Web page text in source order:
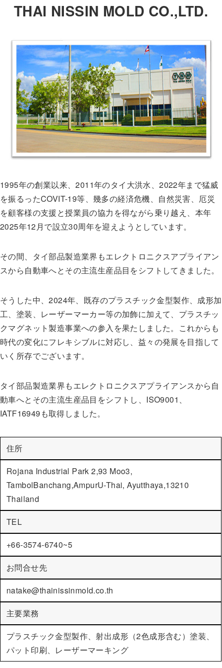
THAI NISSIN MOLD CO.,LTD.
1995年の創業以来、2011年のタイ大洪水、2022年まで猛威
を振るったCOVIT-19等、幾多の経済危機、自然災害、厄災
を顧客様の支援と授業員の協力を得ながら乗り越え、本年
2025年12月で設立30周年を迎えようとしています。
その間、タイ部品製造業界もエレクトロニクスアプライアン
スから自動車へとその主流生産品目をシフトしてきました。
そうした中、2024年、既存のプラスチック金型製作、成形加
工、塗装、レーザーマーカー等の加飾に加えて、プラスチッ
クマグネット製造事業への参入を果たしました。これからも
時代の変化にフレキシブルに対応し、益々の発展を目指して
いく所存でございます。
タイ部品製造業界もエレクトロニクスアプライアンスから自
動車へとその主流生産品目をシフトし、ISO9001、
IATF16949も取得しました。
住所
Rojana Industrial Park 2,93 Moo3,
TambolBanchang,AmpurU-Thai, Ayutthaya,13210
Thailand
TEL
+66-3574-6740~5
お問合せ先
natake@thainissinmold.co.th
主要業務
プラスチック金型製作、射出成形（2色成形含む）塗装、
パット印刷、レーザーマーキング